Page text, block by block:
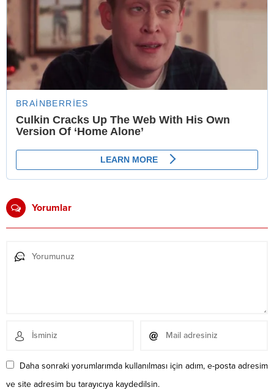
Yorumlar
Daha sonraki yorumlarımda kullanılması için adım, e-posta adresim
ve site adresim bu tarayıcıya kaydedilsin.